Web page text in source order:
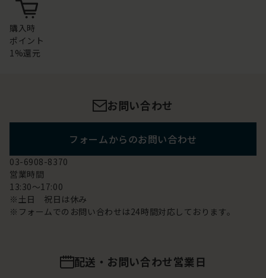
購入時
ポイント
1%還元
お問い合わせ
フォームからのお問い合わせ
03-6908-8370
営業時間
13:30～17:00
※土日 祝日は休み
※フォームでのお問い合わせは24時間対応しております。
配送・お問い合わせ営業日